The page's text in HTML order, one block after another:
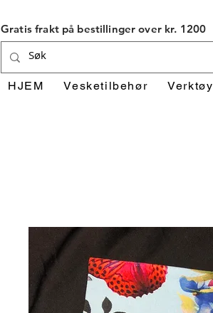
Gratis frakt på bestillinger over kr. 1200
HJEM Vesketilbehør Verktøy